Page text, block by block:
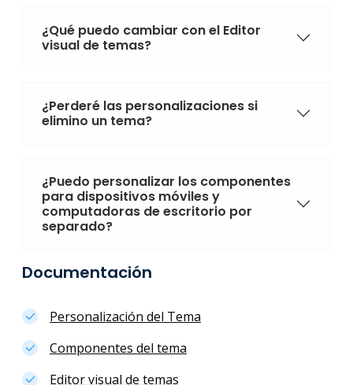
¿Qué puedo cambiar con el Editor
visual de temas?
¿Perderé las personalizaciones si
elimino un tema?
¿Puedo personalizar los componentes
para dispositivos móviles y
computadoras de escritorio por
separado?
Documentación
Personalización del Tema
Componentes del tema
Editor visual de temas